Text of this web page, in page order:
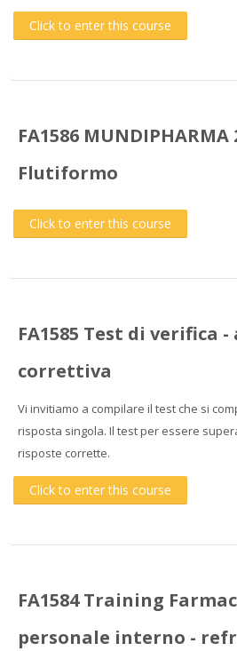
Click to enter this course
FA1586 MUNDIPHARMA
Flutiformo
Click to enter this course
FA1585 Test di verifica -
correttiva
Vi invitiamo a compilare il test che si
risposta singola. Il test per essere
risposte corrette.
Click to enter this course
FA1584 Training
personale interno -